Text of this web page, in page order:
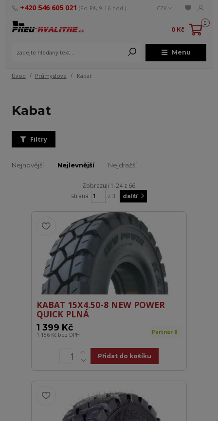
Menu
CZK
+420 546 605 021 (Po-Pá, 9-16 hod.)
0
0 Kč
Úvod Průmyslové Kabat
Kabat
Filtry
Nejnovější Nejlevnější Nejdražší
Zobrazuji 1-24 z 66
strana
z 3 další
KABAT 15X4.50-8 NEW POWER
QUICK PLNÁ
1 399 Kč
1 156 Kč bez DPH Partner 8
Přidat do košíku